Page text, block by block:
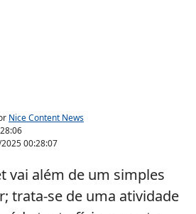
Nice Content News
00:28:07
vai além de um simples
trata-se de uma atividade